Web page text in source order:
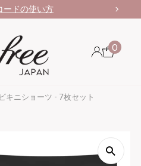
ードの使い方
0
キニショーツ - 7枚セット